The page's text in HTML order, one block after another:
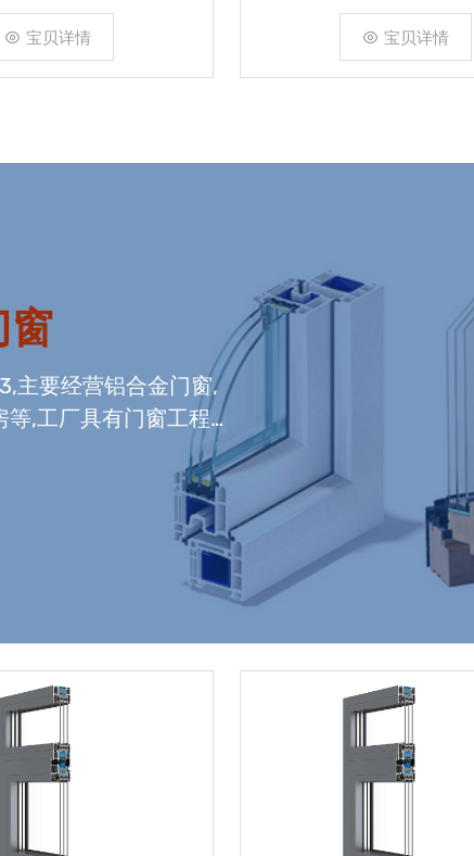
宝贝详情
构，采用高品质EPDM胶条，实现气
宝贝详情
窗
主要经营铝合金门窗,
等,工厂具有门窗工程
装生产线,及中空玻璃